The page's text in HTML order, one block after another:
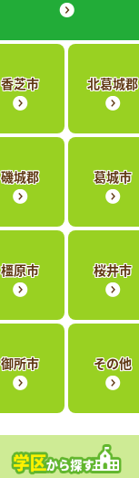
香芝市 北葛城郡
磯城郡 葛城市
橿原市 桜井市
御所市 その他